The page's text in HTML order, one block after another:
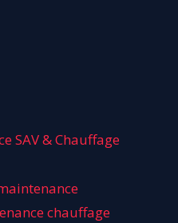
SAV & Chauffage
chauffage